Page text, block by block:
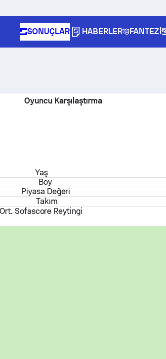
SONUÇLAR HABERLER FANTEZI
Oyuncu Karşılaştırma
Yaş
Boy
Piyasa Değeri
Takım
Ort. Sofascore Reytingi